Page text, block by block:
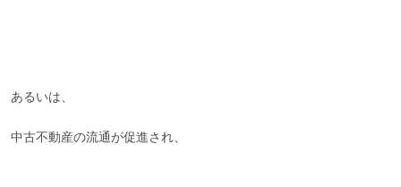
あるいは、
中古不動産の流通が促進され、